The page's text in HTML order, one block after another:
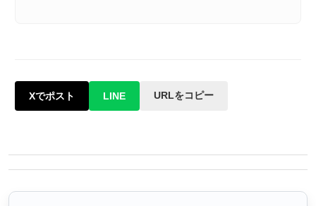
Xでポスト LINE URLをコピー